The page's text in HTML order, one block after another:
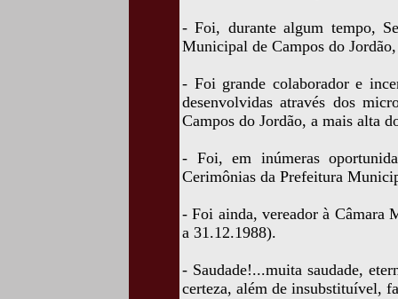
- Foi, durante algum tempo,
Municipal de Campos do
- Foi grande colaborador e
desenvolvidas através dos
Campos do Jordão, a mais alta
- Foi, em inúmeras
Cerimônias da Prefeitura
- Foi ainda, vereador à Câmara
a 31.12.1988).
- Saudade!...muita saudade,
certeza, além de insubstituível,